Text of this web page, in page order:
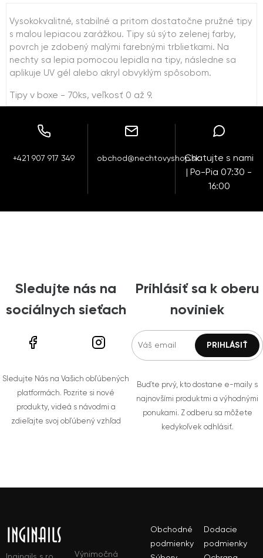
Vysokokvalitné, stabilné a pritom dostatočne pružné tipy
s malou lepiacou zarážkou. Tipy sú sýto zelenej farby,
povrch je zdobený malými farebnými trblietkami. Na
nechty sa lepia pomocou lepidla na tipy, následne sa
aplikuje UV gél alebo akryl obvyklým spôsobom.
Tipy v boxe - 70ks, veľkosť 0 až 9.
+421 907 917 349 obchod@nechtovyshop.skChatujte s nami
| Po-Pia 07:30 -
16:00
Sledujte nás na
sociálnych sieťach
Sledujte Nás na Vašich obľúbených
platformách. Pozrite si nové
produkty, videá s návodmi a
zdieľajte svoj obľúbený vzhľad
Prihlásiť sa k oberu
noviniek
Buďte prvý, kto dostane e-maily s
najnovšími produktmi a výhodnými
ponukami. Z odberu sa môžete
kedykoľvek odhlásiť.
Výnimočná
Obchodné
podmienky
Dodacie
podmienky